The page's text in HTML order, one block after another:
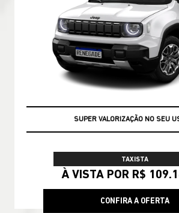
GARANTIA 05 ANOS JEEP
TAXISTA
À VISTA POR R$
CONFIRA A OFERTA